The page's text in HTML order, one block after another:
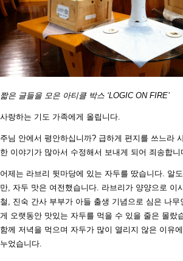
짧은 글들을 모은 아티클 박스 ‘LOGIC ON FIRE’
사랑하는 기도 가족에게 올립니다.
주님 안에서 평안하십니까? 급하게 편지를 쓰느라
한 이야기가 많아서 수정해서 보내게 되어 죄송합니
어제는 라브리 뒷마당에 있는 자두를 땄습니다. 알
만, 자두 맛은 여전했습니다. 라브리가 양양으로 이
철, 진숙 간사 부부가 아들 출생 기념으로 심은 나
게 오랫동안 맛있는 자두를 먹을 수 있을 줄은 몰랐
함께 저녁을 먹으며 자두가 많이 열리지 않은 이유
누었습니다.